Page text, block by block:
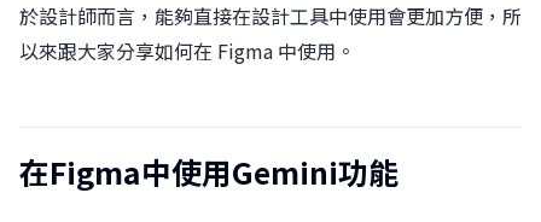
於設計師而言，能夠直接在設計工具中使用會更加方便，所
以來跟大家分享如何在 Figma 中使用。
在Figma中使用Gemini功能